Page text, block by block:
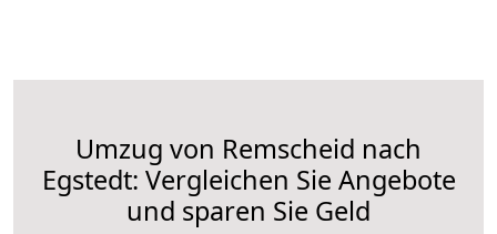
Umzug von Remscheid nach
Egstedt: Vergleichen Sie Angebote
und sparen Sie Geld